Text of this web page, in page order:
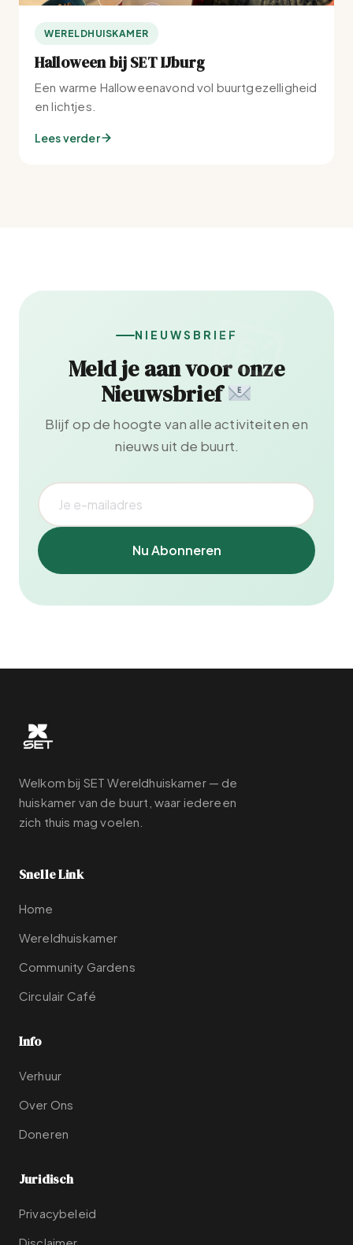
WERELDHUISKAMER
Halloween bij SET IJburg
Een warme Halloweenavond vol buurtgezelligheid
en lichtjes.
Lees verder
NIEUWSBRIEF
Meld je aan voor onze
Nieuwsbrief
Blijf op de hoogte van alle activiteiten en
nieuws uit de buurt.
Nu Abonneren
Welkom bij SET Wereldhuiskamer — de
huiskamer van de buurt, waar iedereen
zich thuis mag voelen.
Snelle Link
Home
Wereldhuiskamer
Community Gardens
Circulair Café
Info
Verhuur
Over Ons
Doneren
Juridisch
Privacybeleid